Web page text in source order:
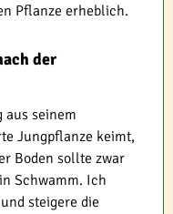
Pflanze erheblich.
der
aus seinem
Jungpflanze keimt,
Boden sollte zwar
Schwamm. Ich
steigere die